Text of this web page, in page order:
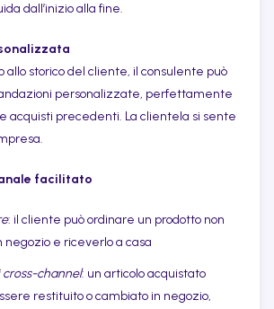
dall’inizio alla fine.
allo storico del cliente, il consulente può
personalizzate, perfettamente
acquisti precedenti. La clientela si sente
facilitato
: il cliente può ordinare un prodotto non
negozio e riceverlo a casa
cross-channel: un articolo acquistato
restituito o cambiato in negozio,